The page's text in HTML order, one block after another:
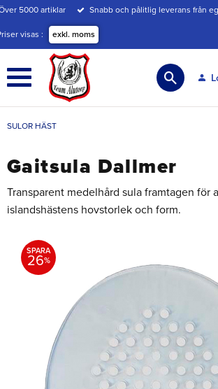
Meny
5000 artiklar Snabb och pålitlig leverans från
visas exkl. moms
SULOR HÄST
Gaitsula Dallmer
Transparent medelhård sula framtagen för
islandshästens hovstorlek och form.
SPARA
26%